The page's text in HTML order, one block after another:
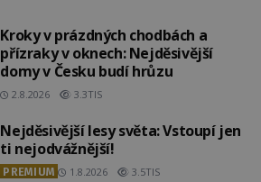
Kroky v prázdných chodbách a
přízraky v oknech: Nejděsivější
domy v Česku budí hrůzu
2.8.2026 3.3TIS
Nejděsivější lesy světa: Vstoupí jen
ti nejodvážnější!
PREMIUM 1.8.2026 3.5TIS